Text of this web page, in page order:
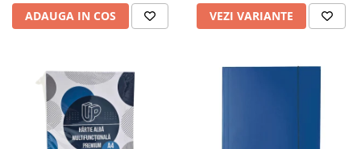
Stilouri
Seturi de scris Premium
Creioane mecanice si grafit
Rollere
Finelinere
Textmarkere
ADAUGA IN COS VEZI VARIANTE